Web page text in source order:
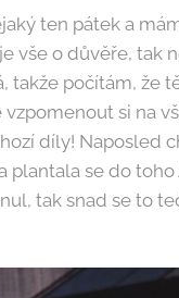
ten pátek a
vše o důvěře, tak
takže počítám, že
vzpomenout si na
díly! Naposled
plantala se do
tak snad se to